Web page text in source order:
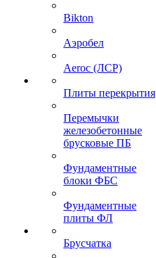
Bikton
Аэробел
Aeroc (ЛСР)
Плиты перекрытия
Перемычки
железобетонные
брусковые ПБ
Фундаментные
блоки ФБС
Фундаментные
плиты ФЛ
Брусчатка